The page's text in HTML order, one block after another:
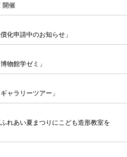
開催
化申請中のお知らせ」
物館学ゼミ」
ャラリーツアー」
れあい夏まつりにこども造形教室を